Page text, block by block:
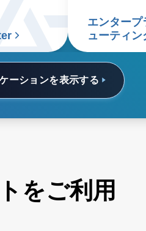
ーションを表示する
cost
エンタープ
ューティン
をご利用